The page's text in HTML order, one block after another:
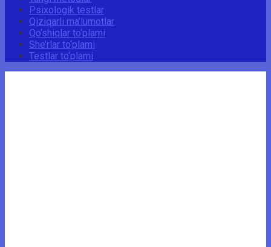
Psixologik testlar
Qiziqarli ma’lumotlar
Qo‘shiqlar to‘plami
She’rlar to‘plami
Testlar to‘plami